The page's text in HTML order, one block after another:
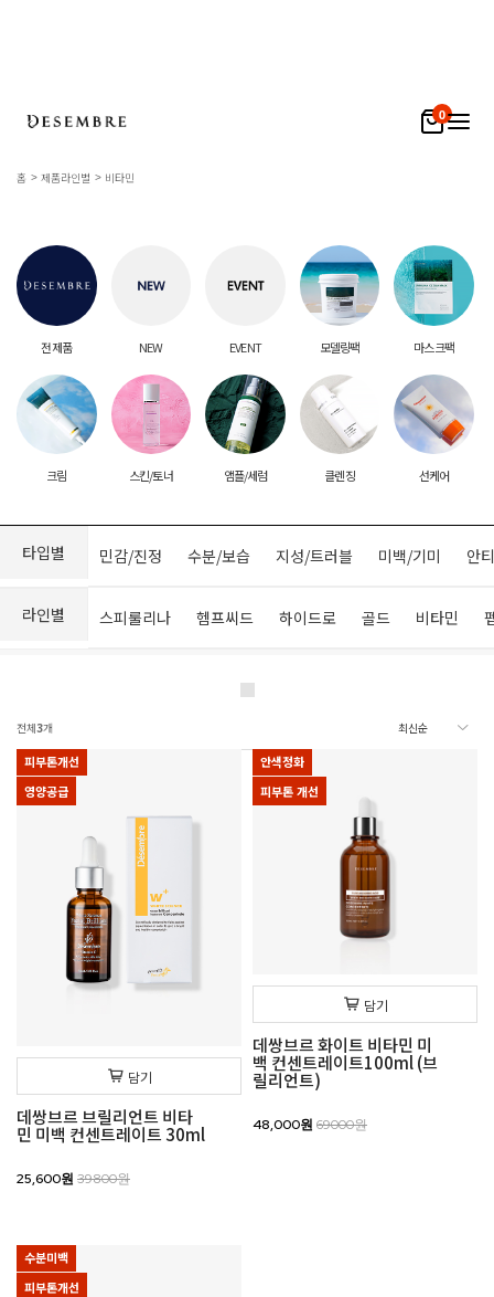
0
홈 제품라인별 비타민
전 제품 NEW EVENT 모델링팩 마스크팩
크림 스킨/토너 앰플/세럼 클렌징 선케어
타입별 민감/진정 수분/보습 지성/트러블 미백/기미 안
라인별 스피룰리나 헴프씨드 하이드로 골드 비타민
전체3개
피부톤개선
영양공급
담기
데쌍브르 브릴리언트 비타
민 미백 컨센트레이트 30ml
25,600원 39800원
안색정화
피부톤 개선
담기
데쌍브르 화이트 비타민 미
백 컨센트레이트100ml (브
릴리언트)
48,000원 69000원
수분미백
피부톤개선